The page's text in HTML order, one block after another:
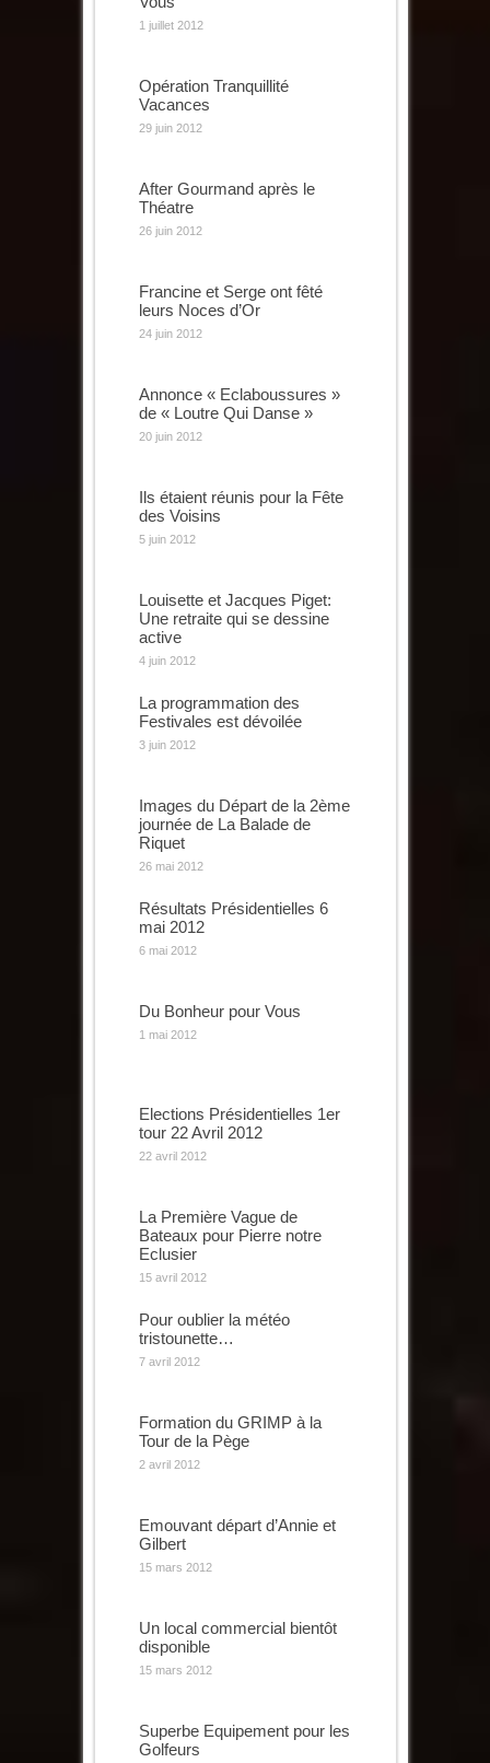
1 juillet 2012
Opération Tranquillité
Vacances
29 juin 2012
After Gourmand après le
Théatre
26 juin 2012
Francine et Serge ont fêté
leurs Noces d’Or
24 juin 2012
Annonce « Eclaboussures »
de « Loutre Qui Danse »
20 juin 2012
Ils étaient réunis pour la Fête
des Voisins
5 juin 2012
Louisette et Jacques Piget:
Une retraite qui se dessine
active
4 juin 2012
La programmation des
Festivales est dévoilée
3 juin 2012
Images du Départ de la 2ème
journée de La Balade de
Riquet
26 mai 2012
Résultats Présidentielles 6
mai 2012
6 mai 2012
Du Bonheur pour Vous
1 mai 2012
Elections Présidentielles 1er
tour 22 Avril 2012
22 avril 2012
La Première Vague de
Bateaux pour Pierre notre
Eclusier
15 avril 2012
Pour oublier la météo
tristounette…
7 avril 2012
Formation du GRIMP à la
Tour de la Pège
2 avril 2012
Emouvant départ d’Annie et
Gilbert
15 mars 2012
Un local commercial bientôt
disponible
15 mars 2012
Superbe Equipement pour les
Golfeurs